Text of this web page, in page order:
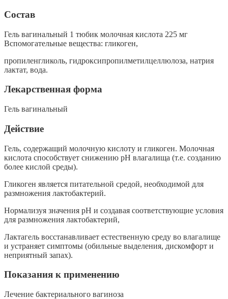
Состав
Гель вагинальный 1 тюбик молочная кислота 225 мг
Вспомогательные вещества: гликоген,
пропиленгликоль, гидроксипропилметилцеллюлоза, натрия
лактат, вода.
Лекарственная форма
Гель вагинальный
Действие
Гель, содержащий молочную кислоту и гликоген. Молочная
кислота способствует снижению рН влагалища (т.е. созданию
более кислой среды).
Гликоген является питательной средой, необходимой для
размножения лактобактерий.
Нормализуя значения рН и создавая соответствующие условия
для размножения лактобактерий,
Лактагель восстанавливает естественную среду во влагалище
и устраняет симптомы (обильные выделения, дискомфорт и
неприятный запах).
Показания к применению
Лечение бактериального вагиноза